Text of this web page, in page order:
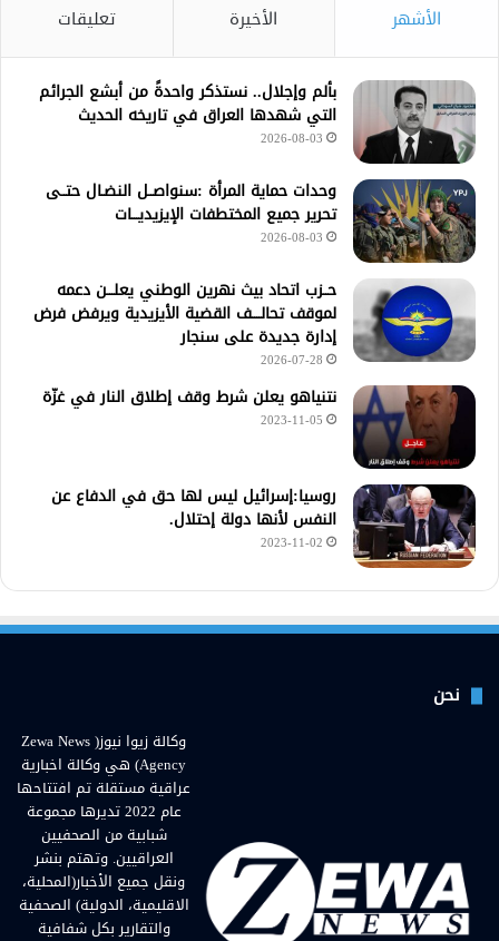
الأشهر الأخيرة تعليقات
بألم وإجلال.. نستذكر واحدةً من أبشع الجرائم
التي شهدها العراق في تاريخه الحديث
2026-08-03
وحدات حماية المرأة :سنواصــل النضـال حتــى
تحرير جميع المختطفات الإيزيديـــات
2026-08-03
حــزب اتحاد بيث نهرين الوطني يعلـــن دعمه
لموقف تحالــــف القضية الأيزيدية ويرفض فرض
إدارة جديدة على سنجار
2026-07-28
نتنياهو يعلن شرط وقف إطلاق النار في غزّة
2023-11-05
روسيا:إسرائيل ليس لها حق في الدفاع عن
النفس لأنها دولة إحتلال.
2023-11-02
نحن
وكالة زيوا نيوز( Zewa News
Agency) هي وكالة اخبارية
عراقية مستقلة تم افتتاحها
عام 2022 تديرها مجموعة
شبابية من الصحفيين
العراقيين. وتهتم بنشر
ونقل جميع الأخبار(المحلية،
الاقليمية، الدولية) الصحفية
والتقارير بكل شفافية